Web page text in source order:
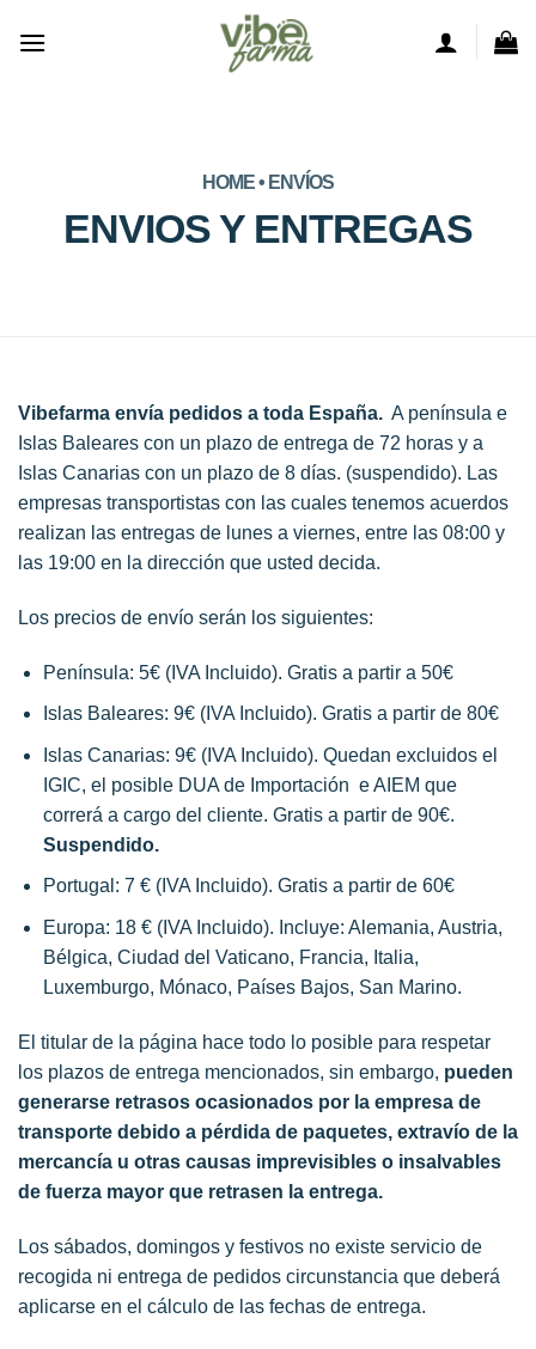
HOME • ENVÍOS
ENVIOS Y ENTREGAS
Vibefarma envía pedidos a toda España. A península e
Islas Baleares con un plazo de entrega de 72 horas y a
Islas Canarias con un plazo de 8 días. (suspendido). Las
empresas transportistas con las cuales tenemos acuerdos
realizan las entregas de lunes a viernes, entre las 08:00 y
las 19:00 en la dirección que usted decida.
Los precios de envío serán los siguientes:
Península: 5€ (IVA Incluido). Gratis a partir a 50€
Islas Baleares: 9€ (IVA Incluido). Gratis a partir de 80€
Islas Canarias: 9€ (IVA Incluido). Quedan excluidos el
IGIC, el posible DUA de Importación e AIEM que
correrá a cargo del cliente. Gratis a partir de 90€.
Suspendido.
Portugal: 7 € (IVA Incluido). Gratis a partir de 60€
Europa: 18 € (IVA Incluido). Incluye: Alemania, Austria,
Bélgica, Ciudad del Vaticano, Francia, Italia,
Luxemburgo, Mónaco, Países Bajos, San Marino.
El titular de la página hace todo lo posible para respetar
los plazos de entrega mencionados, sin embargo, pueden
generarse retrasos ocasionados por la empresa de
transporte debido a pérdida de paquetes, extravío de la
mercancía u otras causas imprevisibles o insalvables
de fuerza mayor que retrasen la entrega.
Los sábados, domingos y festivos no existe servicio de
recogida ni entrega de pedidos circunstancia que deberá
aplicarse en el cálculo de las fechas de entrega.